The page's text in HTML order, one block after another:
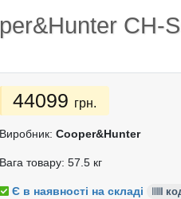
CH-
44099 грн.
Виробник: Cooper&Hunter
Вага товару: 57.5 кг
Є в наявності на складі